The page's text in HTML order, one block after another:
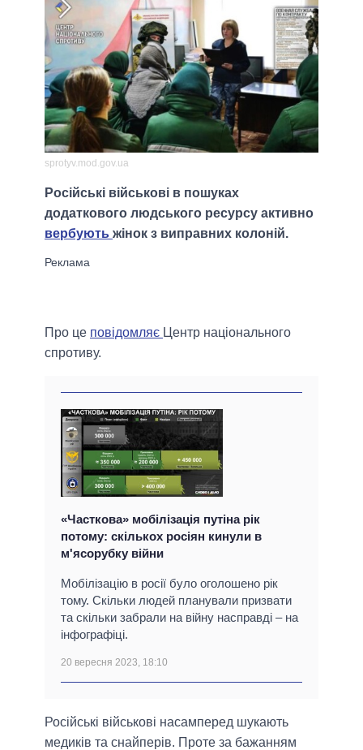
sprotyv.mod.gov.ua
Російські військові в пошуках
додаткового людського ресурсу активно
вербують жінок з виправних колоній.
Про це повідомляє Центр національного
спротиву.
«Часткова» мобілізація путіна рік
потому: скількох росіян кинули в
м'ясорубку війни
Мобілізацію в росії було оголошено рік
тому. Скільки людей планували призвати
та скільки забрали на війну насправді – на
інфографіці.
20 вересня 2023, 18:10
Російські військові насамперед шукають
медиків та снайперів. Проте за бажанням